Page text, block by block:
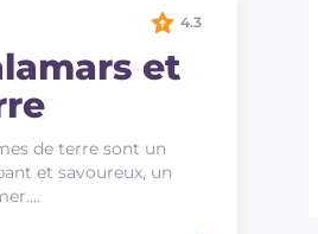
et
de terre sont un
et savoureux, un
4.3